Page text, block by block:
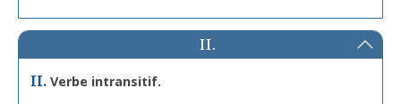
II.
II. Verbe intransitif.